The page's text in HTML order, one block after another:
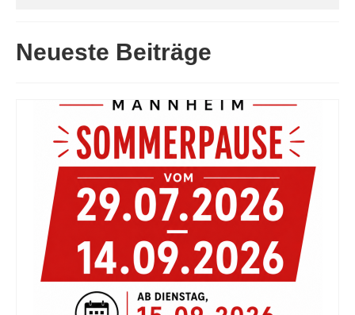
öffnungszeiten / kontakt
leasing / finanzierung
preistool
kalender
specials
tout terrain pamir / appia / belair / divide
urban arrow familynext pro / 2026 / 100nm
Neueste Beiträge